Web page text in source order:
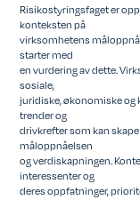
Risikostyringsfaget er
konteksten på
virksomhetens
starter med
en vurdering av dette.
sosiale,
juridiske, økonomiske og
trender og
drivkrefter som kan
måloppnåelsen
og verdiskapningen.
interessenter og
deres oppfatninger,